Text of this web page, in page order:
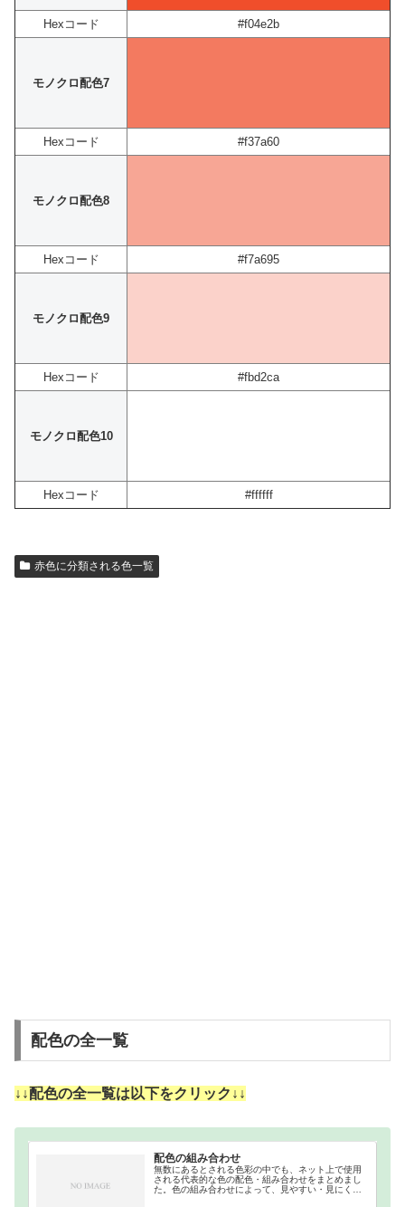
Hexコード #f04e2b
モノクロ配色7
Hexコード #f37a60
モノクロ配色8
Hexコード #f7a695
モノクロ配色9
Hexコード #fbd2ca
モノクロ配色10
Hexコード #ffffff
赤色に分類される色一覧
配色の全一覧
↓↓配色の全一覧は以下をクリック↓↓
配色の組み合わせ
無数にあるとされる色彩の中でも、ネット上で使用
される代表的な色の配色・組み合わせをまとめまし
た。色の組み合わせによって、見やすい・見にくい